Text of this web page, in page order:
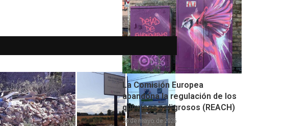
La Comisión Europea
abandona la regulación de los
químicos peligrosos (REACH)
26 de mayo de 2026